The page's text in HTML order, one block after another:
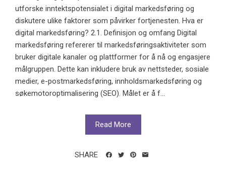
utforske inntektspotensialet i digital markedsføring og
diskutere ulike faktorer som påvirker fortjenesten. Hva er
digital markedsføring? 2.1. Definisjon og omfang Digital
markedsføring refererer til markedsføringsaktiviteter som
bruker digitale kanaler og plattformer for å nå og engasjere
målgruppen. Dette kan inkludere bruk av nettsteder, sosiale
medier, e-postmarkedsføring, innholdsmarkedsføring og
søkemotoroptimalisering (SEO). Målet er å f...
Read More
SHARE